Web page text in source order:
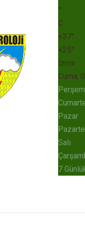
°
C
+37°
+25°
İzmir
Cuma,
Pazar
Salı
7